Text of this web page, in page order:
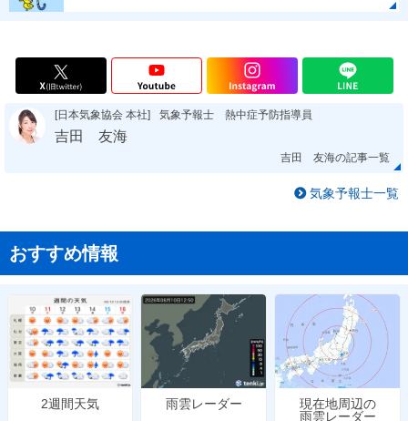
[日本気象協会 本社] 気象予報士 熱中症予防指導員
吉田 友海
吉田 友海の記事一覧
気象予報士一覧
おすすめ情報
2週間天気 雨雲レーダー
現在地周辺の
雨雲レーダー